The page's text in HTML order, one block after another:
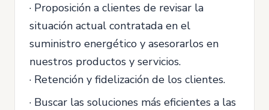
· Proposición a clientes de revisar la
situación actual contratada en el
suministro energético y asesorarlos en
nuestros productos y servicios.
· Retención y fidelización de los clientes.
· Buscar las soluciones más eficientes a las